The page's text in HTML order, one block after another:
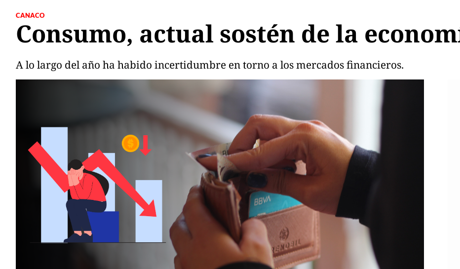
CANACO
Consumo, actual sostén de la
A lo largo del año ha habido incertidumbre en torno a los mercados financieros.